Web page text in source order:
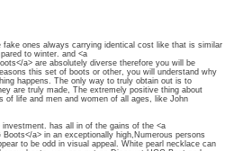
ones always carrying identical cost like that is similar
to winter. and <a
a> are absolutely diverse therefore you will be
this set of boots or other, you will understand why
happens. The only way to truly obtain out is to
are truly made, The extremely positive thing about
of life and men and women of all ages, like John
has all in of the gains of the <a
a> in an exceptionally high,Numerous persons
to be odd in visual appeal. White pearl necklace can